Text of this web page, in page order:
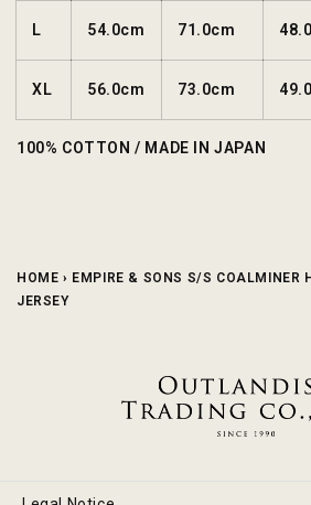
L 54.0cm 71.0cm
XL 56.0cm 73.0cm
100% COTTON / MADE IN JAPAN
HOME › EMPIRE & SONS S/S COALMINER
JERSEY